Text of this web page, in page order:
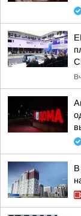
В